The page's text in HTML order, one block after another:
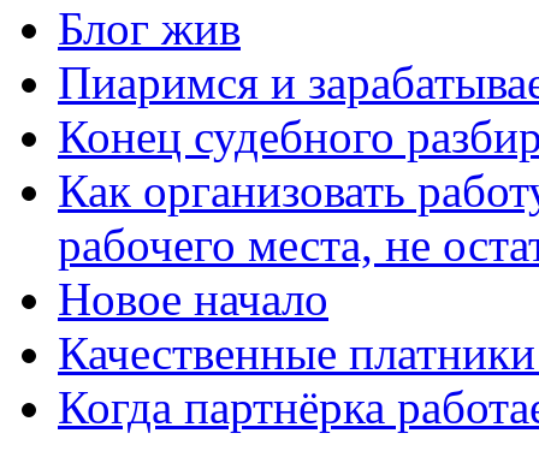
Блог жив
Пиаримся и
Конец судебного
Как организовать
рабочего места, не
Новое начало
Качественные
Когда партнёрка